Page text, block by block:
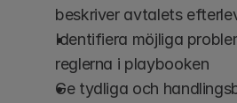
beskriver avtalets
Identifiera möjliga
reglerna i playbooken
Ge tydliga och